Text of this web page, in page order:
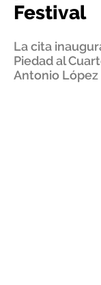
Festival
La cita
Piedad al
Antonio López